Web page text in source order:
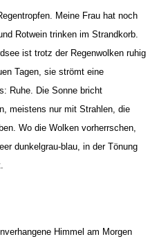
Meine Frau hat noch
Rotwein trinken im Strandkorb.
ist trotz der Regenwolken ruhig
Tagen, sie strömt eine
Ruhe. Die Sonne bricht
meistens nur mit Strahlen, die
Wo die Wolken vorherrschen,
dunkelgrau-blau, in der Tönung
Himmel am Morgen